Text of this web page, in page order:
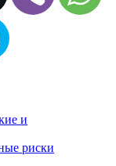
и
риски